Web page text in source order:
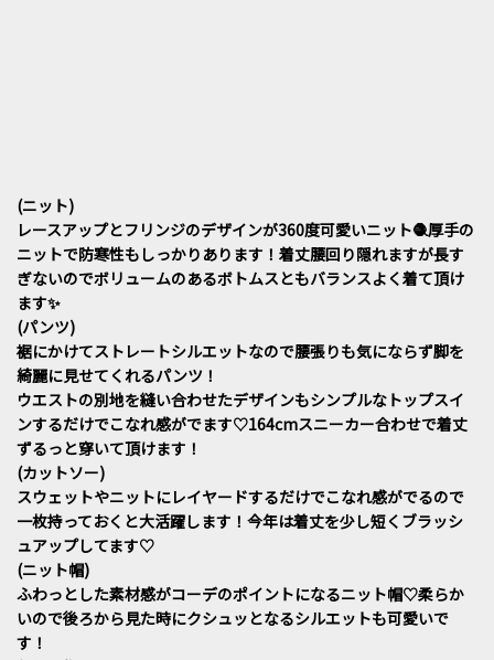
(ニット)
レースアップとフリンジのデザインが360度可愛いニット🧶厚手の
ニットで防寒性もしっかりあります！着丈腰回り隠れますが長す
ぎないのでボリュームのあるボトムスともバランスよく着て頂け
ます✨
(パンツ)
裾にかけてストレートシルエットなので腰張りも気にならず脚を
綺麗に見せてくれるパンツ！
ウエストの別地を縫い合わせたデザインもシンプルなトップスイ
ンするだけでこなれ感がでます♡164cmスニーカー合わせで着丈
ずるっと穿いて頂けます！
(カットソー)
スウェットやニットにレイヤードするだけでこなれ感がでるので
一枚持っておくと大活躍します！今年は着丈を少し短くブラッシ
ュアップしてます♡
(ニット帽)
ふわっとした素材感がコーデのポイントになるニット帽♡柔らか
いので後ろから見た時にクシュッとなるシルエットも可愛いで
す！